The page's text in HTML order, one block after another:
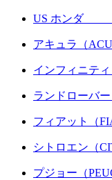
US ホンダ （
アキュラ（
インフィニテ
ランドローバ
フィアット（
シトロエン（
プジョー（